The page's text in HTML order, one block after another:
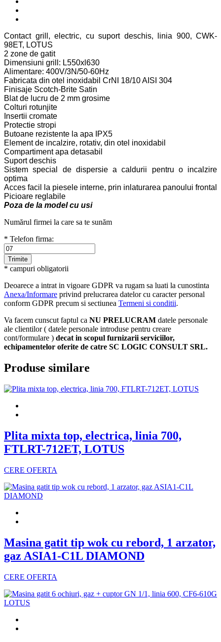
Contact grill, electric, cu suport deschis, linia 900, CWK-
98ET, LOTUS
2 zone de gatit
Dimensiuni grill: L550xl630
Alimentare: 400V/3N/50-60Hz
Fabricata din otel inoxidabil CrNI 18/10 AISI 304
Finisaje Scotch-Brite Satin
Blat de lucru de 2 mm grosime
Colturi rotunjite
Insertii cromate
Protectie stropi
Butoane rezistente la apa IPX5
Element de incalzire, rotativ, din otel inoxidabil
Compartiment apa detasabil
Suport deschis
Sistem special de dispersie a caldurii pentru o incalzire
optima
Acces facil la piesele interne, prin inlaturarea panoului frontal
Picioare reglabile
Poza de la model cu usi
Numărul firmei la care sa te sunăm
* Telefon firma:
* campuri obligatorii
Deoarece a intrat in vigoare GDPR va rugam sa luati la cunostinta
Anexa/Informare privind prelucrarea datelor cu caracter personal
conform GDPR precum si sectiunea Termeni si conditii.
Va facem cunscut faptul ca NU PRELUCRAM datele personale
ale clientilor ( datele personale introduse pentru creare
cont/formulare ) decat in scopul furnizarii serviciilor,
echipamentelor oferite de catre SC LOGIC CONSULT SRL.
Produse similare
Plita mixta top, electrica, linia 700,
FTLRT-712ET, LOTUS
CERE OFERTA
Masina gatit tip wok cu rebord, 1 arzator,
gaz ASIA1-C1L DIAMOND
CERE OFERTA